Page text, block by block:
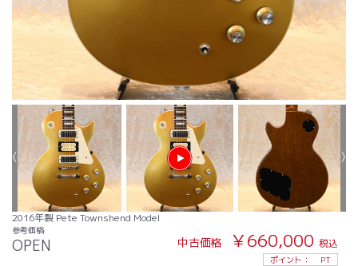
2016年製 Pete Townshend Model
参考価格
OPEN 中古価格 ￥660,000 税込
ポイント：
PT